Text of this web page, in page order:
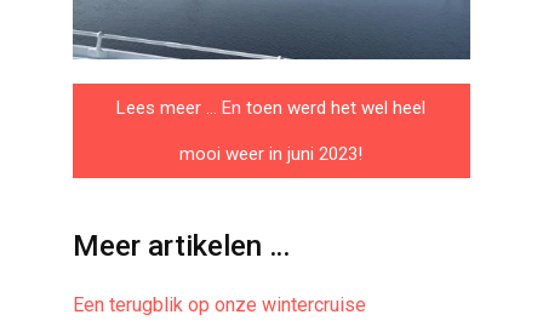
Lees meer … En toen werd het wel heel
mooi weer in juni 2023!
Meer artikelen …
Een terugblik op onze wintercruise